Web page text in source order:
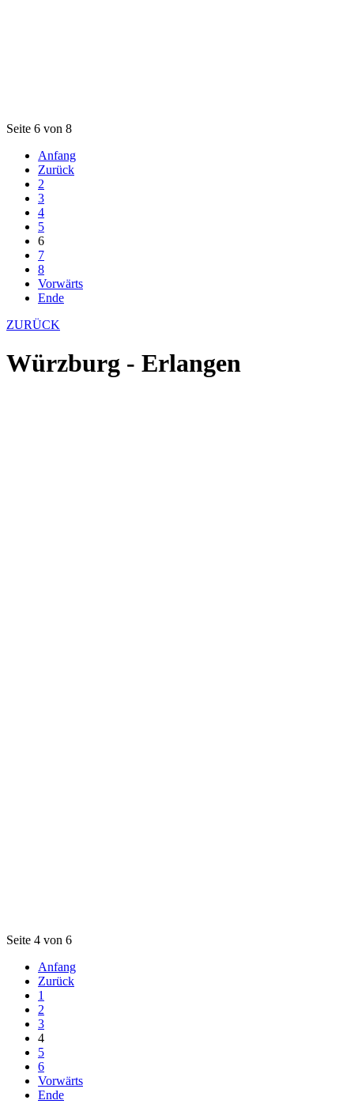
Seite 6 von 8
Anfang
Zurück
2
3
4
5
6
7
8
Vorwärts
Ende
ZURÜCK
Würzburg - Erlangen
Seite 4 von 6
Anfang
Zurück
1
2
3
4
5
6
Vorwärts
Ende